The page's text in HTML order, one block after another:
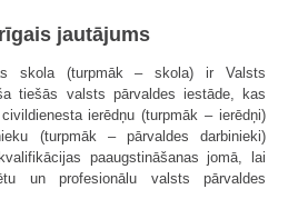
jautājums
skola (turpmāk – skola) ir Valsts
tiešās valsts pārvaldes iestāde, kas
ierēdņu (turpmāk – ierēdņi)
(turpmāk – pārvaldes darbinieki)
paaugstināšanas jomā, lai
un profesionālu valsts pārvaldes